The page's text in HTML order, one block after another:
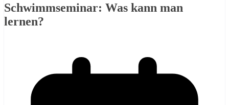
Schwimmseminar: Was kann man
lernen?